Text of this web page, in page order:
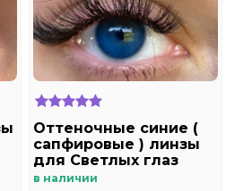
Оттеночные синие (
сапфировые ) линзы
для Светлых глаз
Marquise Solo dark
в наличии